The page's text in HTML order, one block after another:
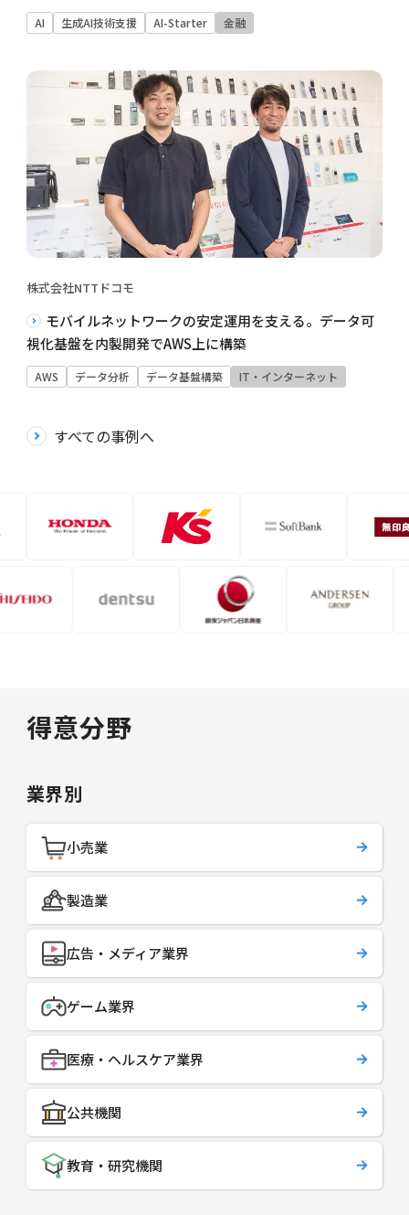
AI 生成AI技術支援 AI-Starter 金融
株式会社NTTドコモ
モバイルネットワークの安定運用を支える。データ可
視化基盤を内製開発でAWS上に構築
AWS データ分析 データ基盤構築 IT・インターネット
すべての事例へ
得意分野
業界別
小売業
製造業
広告・メディア業界
ゲーム業界
医療・ヘルスケア業界
公共機関
教育・研究機関